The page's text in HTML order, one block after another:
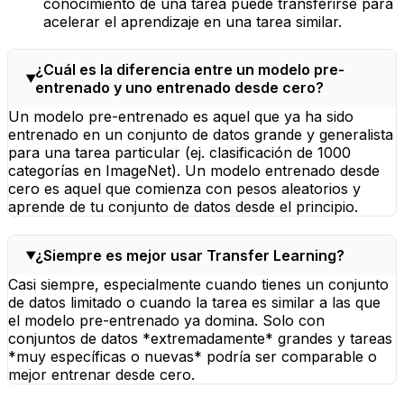
acelerar el aprendizaje en una tarea similar.
¿Cuál es la diferencia entre un modelo pre-
entrenado y uno entrenado desde cero?
Un modelo pre-entrenado es aquel que ya ha sido
entrenado en un conjunto de datos grande y generalista
para una tarea particular (ej. clasificación de 1000
categorías en ImageNet). Un modelo entrenado desde
cero es aquel que comienza con pesos aleatorios y
aprende de tu conjunto de datos desde el principio.
¿Siempre es mejor usar Transfer Learning?
Casi siempre, especialmente cuando tienes un conjunto
de datos limitado o cuando la tarea es similar a las que
el modelo pre-entrenado ya domina. Solo con
conjuntos de datos *extremadamente* grandes y tareas
*muy específicas o nuevas* podría ser comparable o
mejor entrenar desde cero.